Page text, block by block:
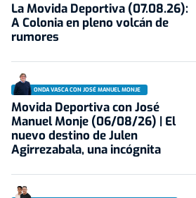
La Movida Deportiva (07.08.26):
A Colonia en pleno volcán de
rumores
ONDA VASCA CON JOSÉ MANUEL MONJE
Movida Deportiva con José
Manuel Monje (06/08/26) | El
nuevo destino de Julen
Agirrezabala, una incógnita